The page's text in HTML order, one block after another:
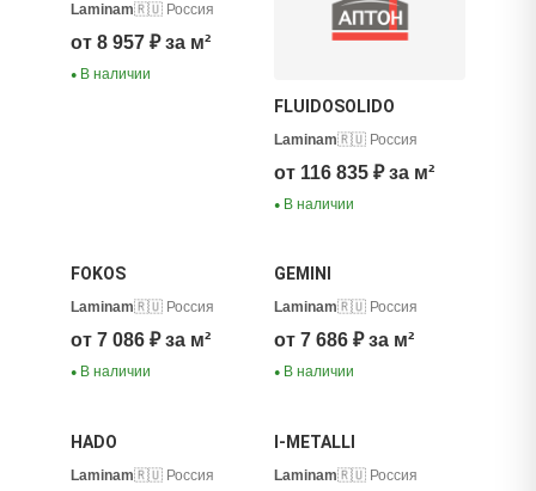
Laminam🇷🇺 Россия
от 8 957 ₽ за м²
● В наличии
FLUIDOSOLIDO
Laminam🇷🇺 Россия
от 116 835 ₽ за м²
● В наличии
FOKOS
Laminam🇷🇺 Россия
от 7 086 ₽ за м²
● В наличии
GEMINI
Laminam🇷🇺 Россия
от 7 686 ₽ за м²
● В наличии
HADO
Laminam🇷🇺 Россия
I-METALLI
Laminam🇷🇺 Россия